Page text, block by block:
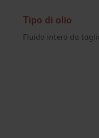
Tipo di olio
Fluido intero da